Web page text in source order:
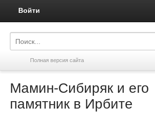
Войти
Полная версия сайта
Мамин-Сибиряк и его
памятник в Ирбите